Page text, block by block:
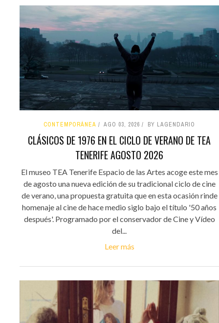
CONTEMPORÁNEA AGO 03, 2026 BY LAGENDARIO
CLÁSICOS DE 1976 EN EL CICLO DE VERANO DE TEA
TENERIFE AGOSTO 2026
El museo TEA Tenerife Espacio de las Artes acoge este mes
de agosto una nueva edición de su tradicional ciclo de cine
de verano, una propuesta gratuita que en esta ocasión rinde
homenaje al cine de hace medio siglo bajo el título '50 años
después'. Programado por el conservador de Cine y Vídeo
del...
Leer más